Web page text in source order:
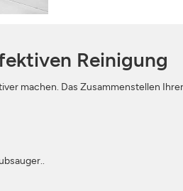
Reinigung
machen. Das Zusammenstellen